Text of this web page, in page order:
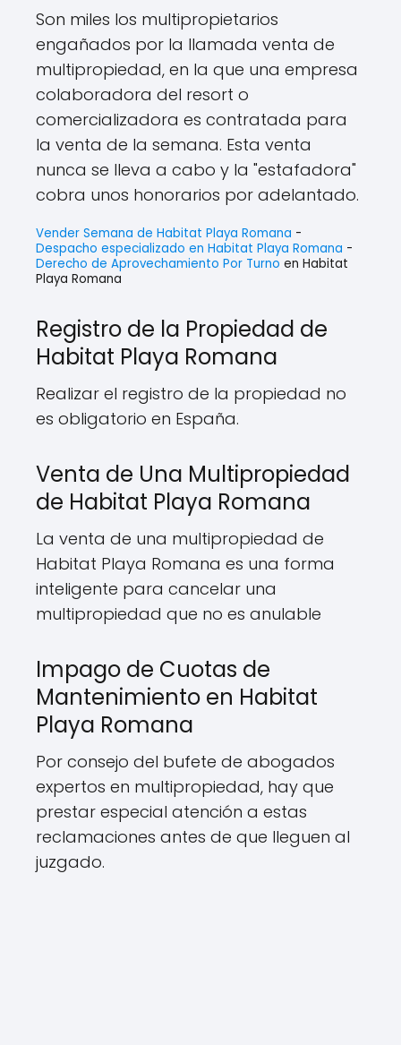
Son miles los multipropietarios
engañados por la llamada venta de
multipropiedad, en la que una empresa
colaboradora del resort o
comercializadora es contratada para
la venta de la semana. Esta venta
nunca se lleva a cabo y la "estafadora"
cobra unos honorarios por adelantado.
Vender Semana de Habitat Playa Romana -
Despacho especializado en Habitat Playa Romana -
Derecho de Aprovechamiento Por Turno en Habitat
Playa Romana
Registro de la Propiedad de
Habitat Playa Romana
Realizar el registro de la propiedad no
es obligatorio en España.
Venta de Una Multipropiedad
de Habitat Playa Romana
La venta de una multipropiedad de
Habitat Playa Romana es una forma
inteligente para cancelar una
multipropiedad que no es anulable
Impago de Cuotas de
Mantenimiento en Habitat
Playa Romana
Por consejo del bufete de abogados
expertos en multipropiedad, hay que
prestar especial atención a estas
reclamaciones antes de que lleguen al
juzgado.